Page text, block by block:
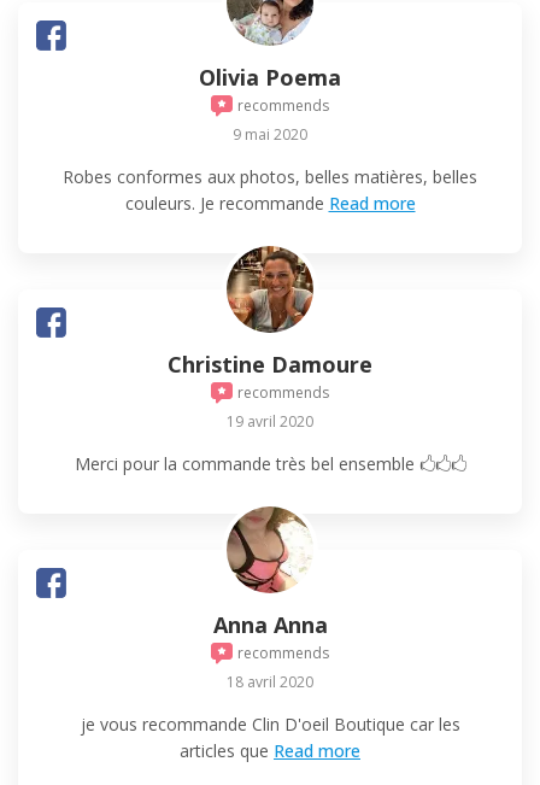
Olivia Poema
recommends
9 mai 2020
Robes conformes aux photos, belles matières, belles
couleurs. Je recommande Read more
Christine Damoure
recommends
19 avril 2020
Merci pour la commande très bel ensemble 🖒🖒🖒
Anna Anna
recommends
18 avril 2020
je vous recommande Clin D'oeil Boutique car les
articles que Read more